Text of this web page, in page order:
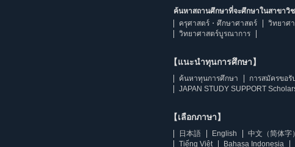
ค้นหาสถานศึกษาที่จะศึกษาในสาขาวิ
ครุศาสตร์・ศึกษาศาสตร์
วิทยาศ
วิทยาศาสตร์บูรณาการ
【แนะนำทุนการศึกษา】
ค้นหาทุนการศึกษา
การสมัครขอ
JAPAN STUDY SUPPORT
【เลือกภาษา】
日本語 English 中文（简体字）
Tiếng Việt
Bahasa Indonesia